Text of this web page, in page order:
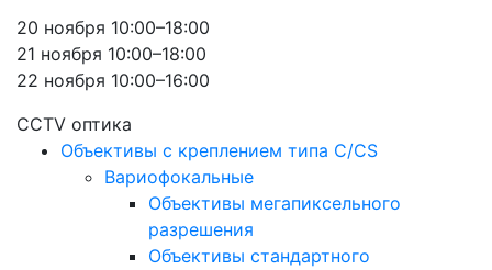
20 ноября 10:00–18:00
21 ноября 10:00–18:00
22 ноября 10:00–16:00
CCTV оптика
Объективы с креплением типа C/CS
Вариофокальные
Объективы мегапиксельного
разрешения
Объективы стандартного